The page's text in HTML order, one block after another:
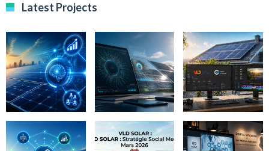
Latest Projects